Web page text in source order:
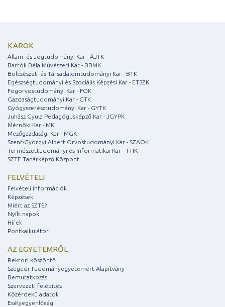
KAROK
Állam- és Jogtudományi Kar - ÁJTK
Bartók Béla Művészeti Kar - BBMK
Bölcsészet- és Társadalomtudományi Kar - BTK
Egészségtudományi és Szociális Képzési Kar - ETSZK
Fogorvostudományi Kar - FOK
Gazdaságtudományi Kar - GTK
Gyógyszerésztudományi Kar - GYTK
Juhász Gyula Pedagógusképző Kar - JGYPK
Mérnöki Kar - MK
Mezőgazdasági Kar - MGK
Szent-Györgyi Albert Orvostudományi Kar - SZAOK
Természettudományi és Informatikai Kar - TTIK
SZTE Tanárképző Központ
FELVÉTELI
Felvételi információk
Képzések
Miért az SZTE?
Nyílt napok
Hírek
Pontkalkulátor
AZ EGYETEMRŐL
Rektori köszöntő
Szegedi Tudományegyetemért Alapítvány
Bemutatkozás
Szervezeti felépítés
Közérdekű adatok
Esélyegyenlőség